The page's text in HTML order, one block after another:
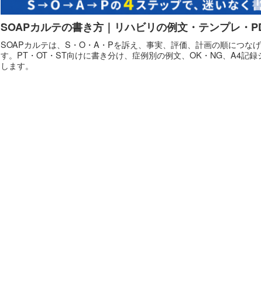
SOAPカルテの書き方｜リハビリの例文・テンプレ・
SOAPカルテは、S・O・A・Pを訴え、事実、評価、計画の順につな
す。PT・OT・ST向けに書き分け、症例別の例文、OK・NG、A4記
します。